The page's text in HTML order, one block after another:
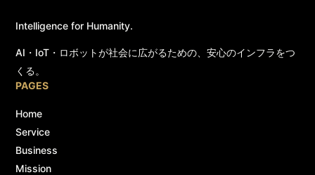
Intelligence for Humanity.
AI・IoT・ロボットが社会に広がるための、安心のインフラをつ
くる。
PAGES
Home
Service
Business
Mission